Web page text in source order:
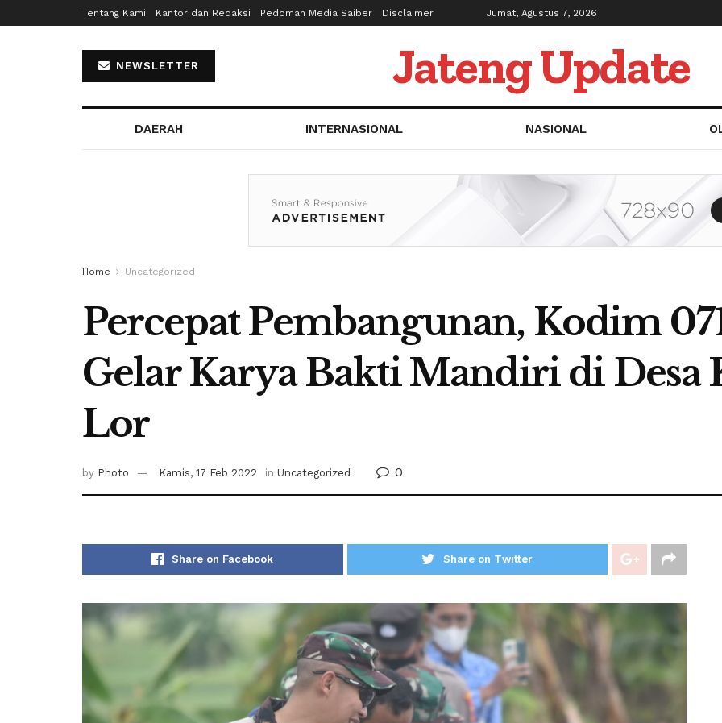
Tentang Kami Kantor dan Redaksi Pedoman Media Saiber Disclaimer Jumat, Agustus 7, 2026
NEWSLETTER Jateng Update
DAERAH INTERNASIONAL NASIONAL
Home Uncategorized
Percepat Pembangunan, Kodim
Gelar Karya Bakti Mandiri di Desa
Lor
by Photo Kamis, 17 Feb 2022 in Uncategorized 0
Share on Facebook Share on Twitter